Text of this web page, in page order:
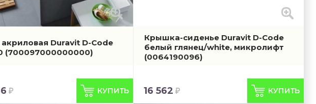
Duravit D-Code
(700097000000000)
Крышка-сиденье Duravit D-Code
белый глянец/white, микролифт
(0064190096)
16 562